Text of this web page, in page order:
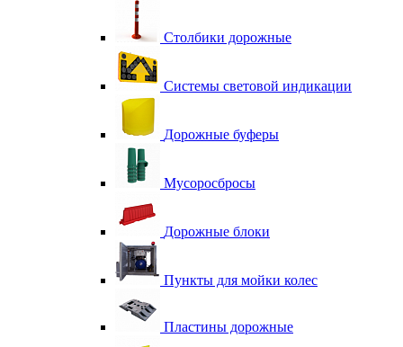
Столбики дорожные
Системы световой индикации
Дорожные буферы
Мусоросбросы
Дорожные блоки
Пункты для мойки колес
Пластины дорожные